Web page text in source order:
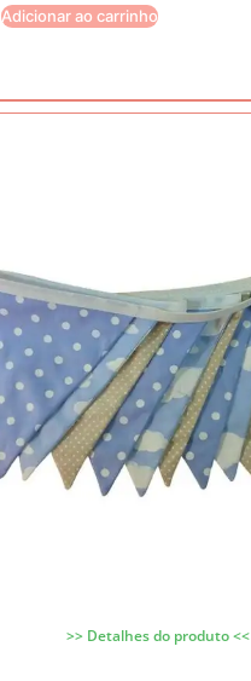
Adicionar ao carrinho
>> Detalhes do produto <<